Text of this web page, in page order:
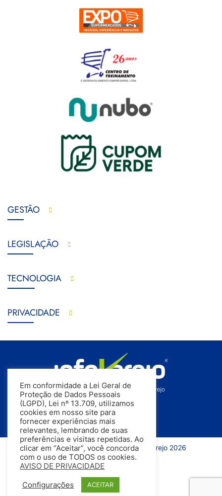
GESTÃO
LEGISLAÇÃO
TECNOLOGIA
PRIVACIDADE
Todos os direitos reservados | InfoVarejo 2026
Em conformidade a Lei Geral de
Proteção de Dados Pessoais
(LGPD), Lei nº 13.709, utilizamos
cookies em nosso site para
fornecer experiências mais
relevantes, lembrando de suas
preferências e visitas repetidas. Ao
clicar em “Aceitar”, você concorda
com o uso de TODOS os cookies.
AVISO DE PRIVACIDADE
Configurações ACEITAR